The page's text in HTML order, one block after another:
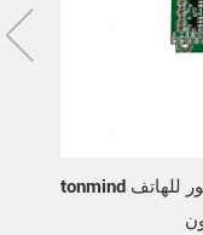
tonmind المسبار لوحة ثنائي الفينيل متعدد الكلور للهاتف